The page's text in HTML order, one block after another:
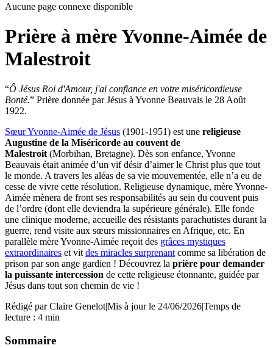
Aucune page connexe disponible
Prière à mère Yvonne-Aimée de
Malestroit
“Ô Jésus Roi d'Amour, j'ai confiance en votre miséricordieuse
Bonté.” Prière donnée par Jésus à Yvonne Beauvais le 28 Août
1922.
Sœur Yvonne-Aimée de Jésus (1901-1951) est une religieuse
Augustine de la Miséricorde au couvent de
Malestroit (Morbihan, Bretagne). Dès son enfance, Yvonne
Beauvais était animée d’un vif désir d’aimer le Christ plus que tout
le monde. A travers les aléas de sa vie mouvementée, elle n’a eu de
cesse de vivre cette résolution. Religieuse dynamique, mère Yvonne-
Aimée mènera de front ses responsabilités au sein du couvent puis
de l’ordre (dont elle deviendra la supérieure générale). Elle fonde
une clinique moderne, accueille des résistants parachutistes durant la
guerre, rend visite aux sœurs missionnaires en Afrique, etc. En
parallèle mère Yvonne-Aimée reçoit des grâces mystiques
extraordinaires et vit des miracles surprenant comme sa libération de
prison par son ange gardien ! Découvrez la prière pour demander
la puissante intercession de cette religieuse étonnante, guidée par
Jésus dans tout son chemin de vie !
Rédigé parClaire Genelot|Mis à jour le 24/06/2026|Temps de
lecture : 4 min
Sommaire